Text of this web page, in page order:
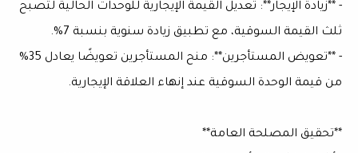
- **زيادة الإيجار**: تعديل القيمة الإيجارية للوحدات الحالية لتصبح
ثلث القيمة السوقية، مع تطبيق زيادة سنوية بنسبة 7%.
- **تعويض المستأجرين**: منح المستأجرين تعويضًا يعادل 35%
من قيمة الوحدة السوقية عند إنهاء العلاقة الإيجارية.
**تحقيق المصلحة العامة**